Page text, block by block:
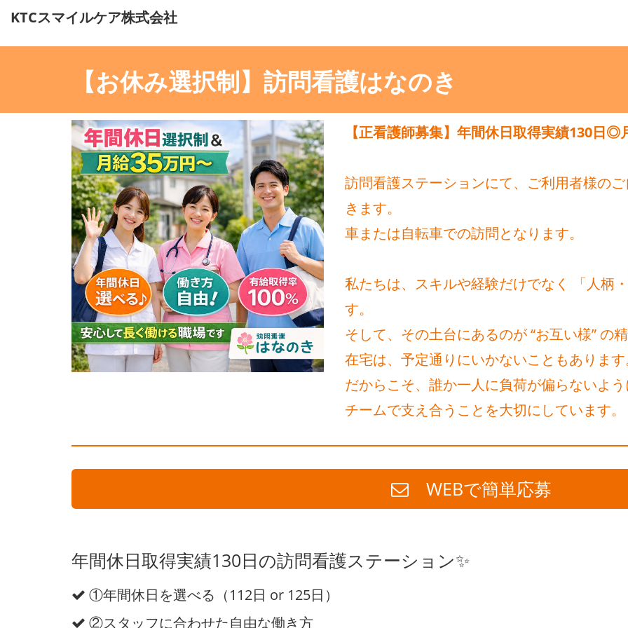
KTCスマイルケア株式会社
【お休み選択制】訪問看護はなのき
【正看護師募集】年間休日取得実績130日
訪問看護ステーションにて、ご利用者様の
きます。
車または自転車での訪問となります。
私たちは、スキルや経験だけでなく 「人柄
す。
そして、その土台にあるのが “お互い様” の精
在宅は、予定通りにいかないこともあります
だからこそ、誰か一人に負荷が偏らないよう
チームで支え合うことを大切にしています。
WEBで簡単応募
年間休日取得実績130日の訪問看護ステーション✨
①年間休日を選べる（112日 or 125日）
②スタッフに合わせた自由な働き方